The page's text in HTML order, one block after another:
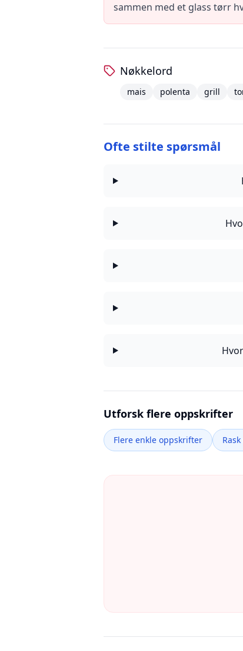
sammen med et glass tørr
Nøkkelord
mais polenta grill
Ofte stilte spørsmål
Utforsk flere oppskrifter
Flere enkle oppskrifter